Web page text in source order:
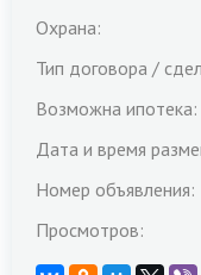
Охрана:
Тип договора /
Возможна ипотека:
Дата и время
Номер объявления:
Просмотров: